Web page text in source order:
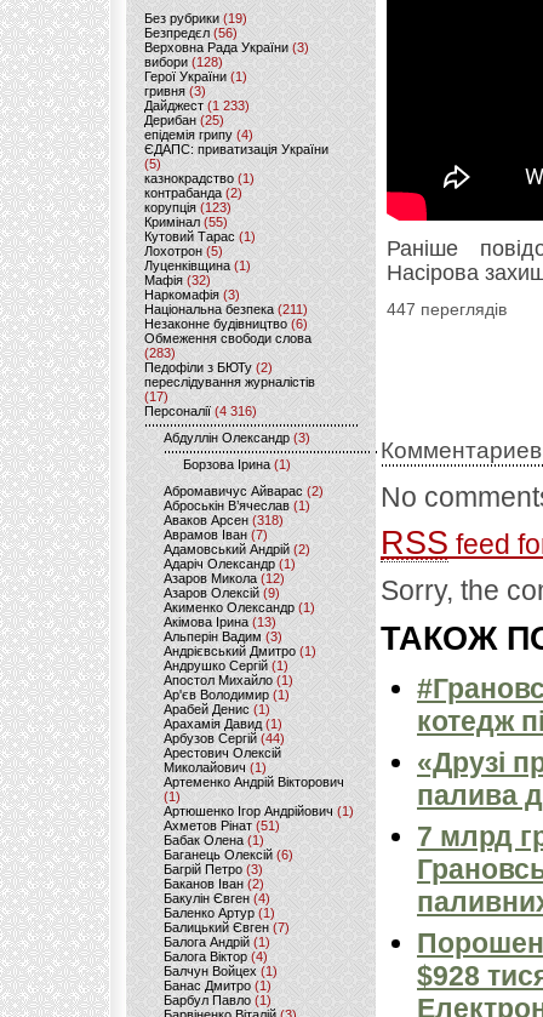
Без рубрики (19)
Безпредєл(56)
Верховна Рада України (3)
вибори(128)
Герої України(1)
гривня (3)
Дайджест (1 233)
Дерибан (25)
епідемія грипу (4)
ЄДАПС: приватизація України
(5)
казнокрадство (1)
контрабанда (2)
корупція (123)
Кримінал (55)
Кутовий Тарас (1)
Лохотрон(5)
Луценківщина (1)
Мафія (32)
Наркомафія (3)
Національна безпека (211)
Незаконне будівництво(6)
Обмеження свободи слова
(283)
Педофіли з БЮТу (2)
переслідування журналістів
(17)
Персоналії (4 316)
Абдуллін Олександр (3)
Борзова Ірина(1)
Абромавичус Айварас (2)
Аброськін В’ячеслав(1)
Аваков Арсен (318)
Аврамов Іван (7)
Адамовський Андрій(2)
Адаріч Олександр (1)
Азаров Микола (12)
Азаров Олексій (9)
Акименко Олександр(1)
Акімова Ірина(13)
Альперін Вадим (3)
Андрієвський Дмитро(1)
Андрушко Сергій(1)
Апостол Михайло(1)
Ар'єв Володимир (1)
Арабей Денис(1)
Арахамія Давид (1)
Арбузов Сергій (44)
Арестович Олексій
Миколайович(1)
Артеменко Андрій Вікторович
(1)
Артюшенко Ігор Андрійович(1)
Ахметов Рінат(51)
Бабак Олена(1)
Баганець Олексій(6)
Багрій Петро (3)
Баканов Іван(2)
Бакулін Євген (4)
Баленко Артур(1)
Балицький Євген(7)
Балога Андрій (1)
Балога Віктор (4)
Балчун Войцех (1)
Банас Дмитро (1)
Барбул Павло(1)
Раніше
Насірова
447 переглядів
No
RSS feed
Sorry, the
ТАКОЖ
котедж
«Друзі
палива
7 млрд
$928